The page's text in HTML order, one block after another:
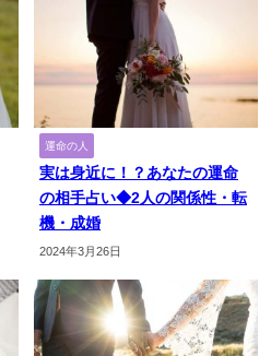
運命の人
実は身近に！？あなたの運命
の相手占い◆2人の関係性・転
機・成婚
2024年3月26日